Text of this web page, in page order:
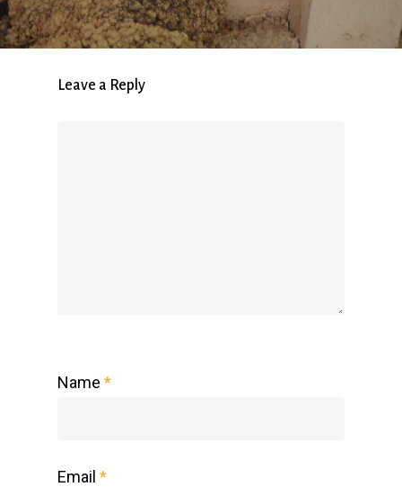
Leave a Reply
Name *
Email *